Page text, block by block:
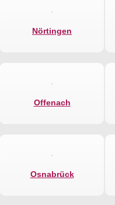
Nörtingen
Offenach
Osnabrück